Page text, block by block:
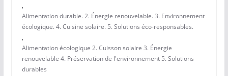
,
Alimentation durable. 2. Énergie renouvelable. 3. Environnement
écologique. 4. Cuisine solaire. 5. Solutions éco-responsables.
,
Alimentation écologique 2. Cuisson solaire 3. Énergie
renouvelable 4. Préservation de l'environnement 5. Solutions
durables